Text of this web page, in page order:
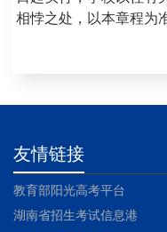
相悖之处，以本章程为
友情链接
教育部阳光高考平台
湖南省招生考试信息港